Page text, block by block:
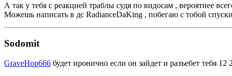
А так у тебя с реакцией траблы судя по видосам , вероятнее
Можешь написать в дс RadianceDaKing , побегаю с тобой
Sodomit
GraveHop666 будет иронично если он зайдет и разъебет тебя 12 2